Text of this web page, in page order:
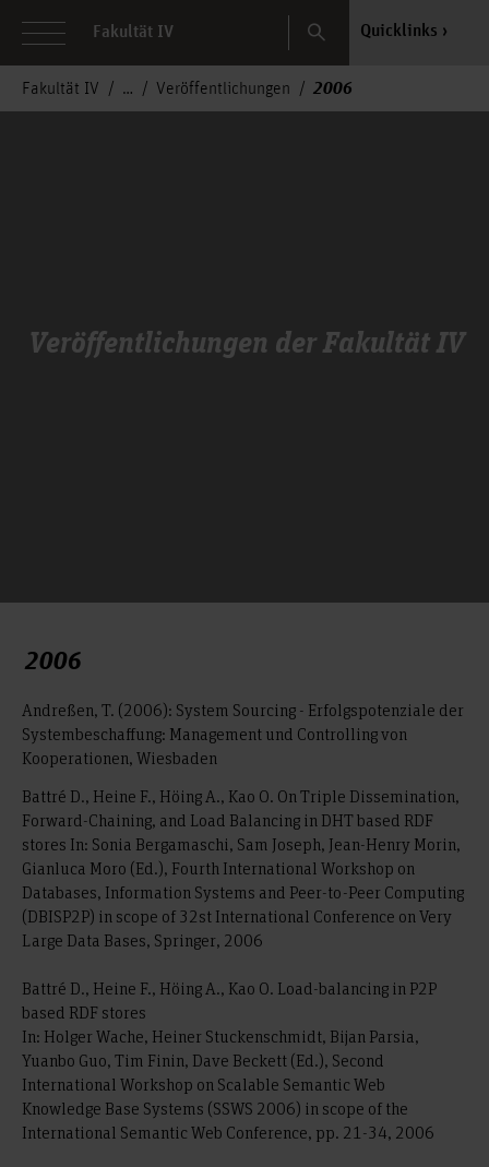
Fakultät IV Search Quicklinks
Fakultät IV Veröffentlichungen 2006
Veröffentlichungen der Fakultät IV
2006
Andreßen, T. (2006): System Sourcing - Erfolgspotenziale der
Systembeschaffung: Management und Controlling von
Kooperationen, Wiesbaden
Battré D., Heine F., Höing A., Kao O. On Triple Dissemination,
Forward-Chaining, and Load Balancing in DHT based RDF
stores In: Sonia Bergamaschi, Sam Joseph, Jean-Henry Morin,
Gianluca Moro (Ed.), Fourth International Workshop on
Databases, Information Systems and Peer-to-Peer Computing
(DBISP2P) in scope of 32st International Conference on Very
Large Data Bases, Springer, 2006
Battré D., Heine F., Höing A., Kao O. Load-balancing in P2P
based RDF stores
In: Holger Wache, Heiner Stuckenschmidt, Bijan Parsia,
Yuanbo Guo, Tim Finin, Dave Beckett (Ed.), Second
International Workshop on Scalable Semantic Web
Knowledge Base Systems (SSWS 2006) in scope of the
International Semantic Web Conference, pp. 21-34, 2006